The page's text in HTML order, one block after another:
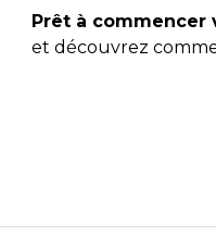
Prêt à
et découvrez